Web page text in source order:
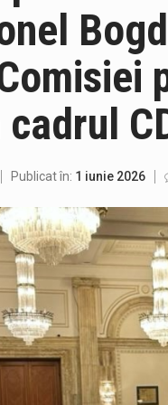
multi băimăreni
sfârșit de
Publicat în: 1 iunie 2026